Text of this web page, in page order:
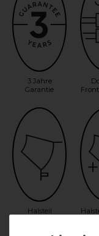
3 Jahre
Garantie
Halsteil